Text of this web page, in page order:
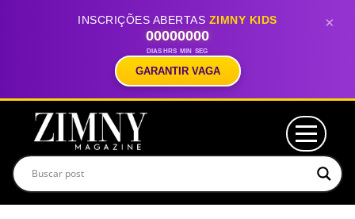
INSCRIÇÕES ABERTAS ZIMNY KIDS
00
DIAS
00
HRS
00
MIN
00
SEG
GARANTIR VAGA
×